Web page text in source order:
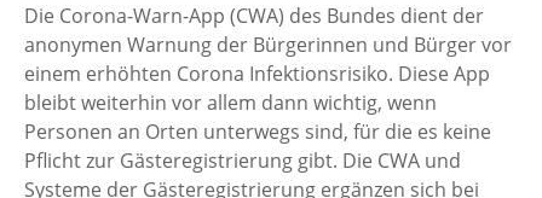
Die Corona-Warn-App (CWA) des Bundes dient der
anonymen Warnung der Bürgerinnen und Bürger vor
einem erhöhten Corona Infektionsrisiko. Diese App
bleibt weiterhin vor allem dann wichtig, wenn
Personen an Orten unterwegs sind, für die es keine
Pflicht zur Gästeregistrierung gibt. Die CWA und
Systeme der Gästeregistrierung ergänzen sich bei